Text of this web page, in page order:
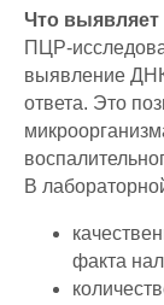
Что
ПЦР-
выявление
ответа. Это
В
факта